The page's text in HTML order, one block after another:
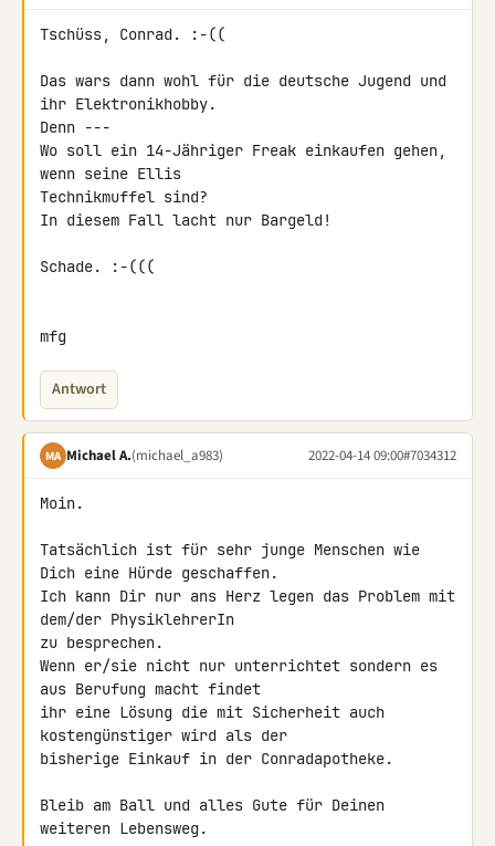
Tschüss, Conrad. :-((
Das wars dann wohl für die deutsche Jugend und
ihr Elektronikhobby.
Denn ---
Wo soll ein 14-Jähriger Freak einkaufen gehen,
wenn seine Ellis
Technikmuffel sind?
In diesem Fall lacht nur Bargeld!
Schade. :-(((
mfg
Antwort
MA Michael A.(michael_a983) 2022-04-14 09:00#7034312
Moin.
Tatsächlich ist für sehr junge Menschen wie
Dich eine Hürde geschaffen.
Ich kann Dir nur ans Herz legen das Problem mit
dem/der PhysiklehrerIn
zu besprechen.
Wenn er/sie nicht nur unterrichtet sondern es
aus Berufung macht findet
ihr eine Lösung die mit Sicherheit auch
kostengünstiger wird als der
bisherige Einkauf in der Conradapotheke.
Bleib am Ball und alles Gute für Deinen
weiteren Lebensweg.